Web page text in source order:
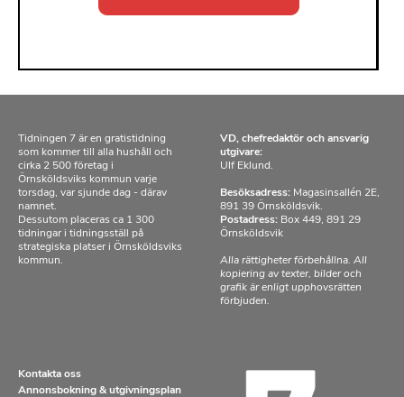
Tidningen 7 är en gratistidning
som kommer till alla hushåll och
cirka 2 500 företag i
Örnsköldsviks kommun varje
torsdag, var sjunde dag - därav
namnet.
Dessutom placeras ca 1 300
tidningar i tidningsställ på
strategiska platser i Örnsköldsviks
kommun.
VD, chefredaktör och ansvarig
utgivare:
Ulf Eklund.
Besöksadress: Magasinsallén 2E,
891 39 Örnsköldsvik.
Postadress: Box 449, 891 29
Örnsköldsvik
Alla rättigheter förbehållna. All
kopiering av texter, bilder och
grafik är enligt upphovsrätten
förbjuden.
Kontakta oss
Annonsbokning & utgivningsplan